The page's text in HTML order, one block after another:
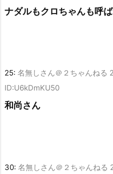
ナダルもクロちゃんも呼
25: 名無しさん＠２ちゃんねる
ID:U6kDmKU50
和尚さん
30: 名無しさん＠２ちゃんねる